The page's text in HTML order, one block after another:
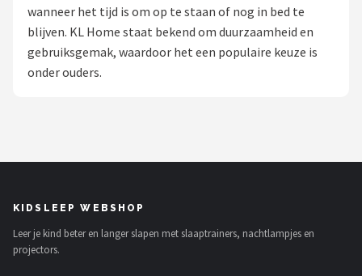
Shop
Alecto
Flow Amsterdam
wanneer het tijd is om op te staan of nog in bed te
blijven. KL Home staat bekend om duurzaamheid en
gebruiksgemak, waardoor het een populaire keuze is
onder ouders.
KIDSLEEP WEBSHOP
Leer je kind beter en langer slapen met slaaptrainers, nachtlampjes en
projectors.